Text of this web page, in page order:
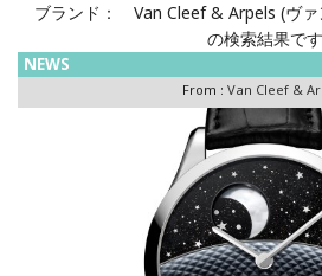
ブランド：
Van Cleef & Arpels (ヴ
の検索結果です
NEWS
From : Van Cleef &